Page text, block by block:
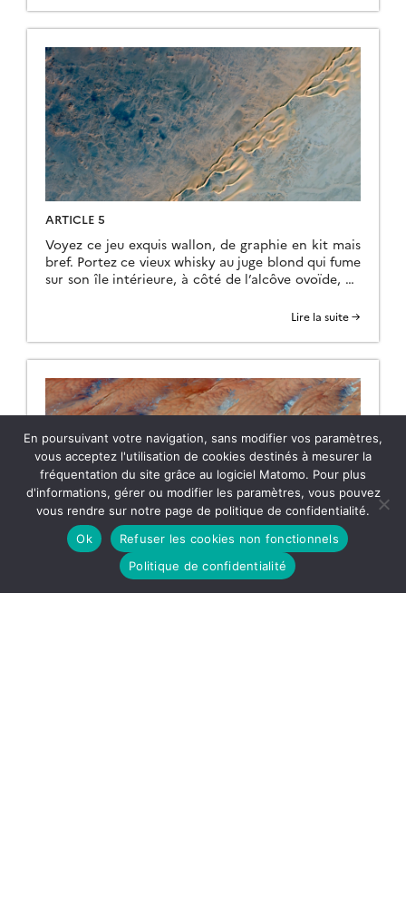
ARTICLE 5
Voyez ce jeu exquis wallon, de graphie en kit mais
bref. Portez ce vieux whisky au juge blond qui fume
sur son île intérieure, à côté de l’alcôve ovoïde, où
permet de penser à la cænogenèse de l’être dont il
Lire la suite →
ARTICLE 4
Voyez ce jeu exquis wallon, de graphie en kit mais
bref. Portez ce vieux whisky au juge blond qui fume
En poursuivant votre navigation, sans modifier vos paramètres,
vous acceptez l'utilisation de cookies destinés à mesurer la
fréquentation du site grâce au logiciel Matomo. Pour plus
d'informations, gérer ou modifier les paramètres, vous pouvez
vous rendre sur notre page de politique de confidentialité.
Ok
Refuser les cookies non fonctionnels
Politique de confidentialité